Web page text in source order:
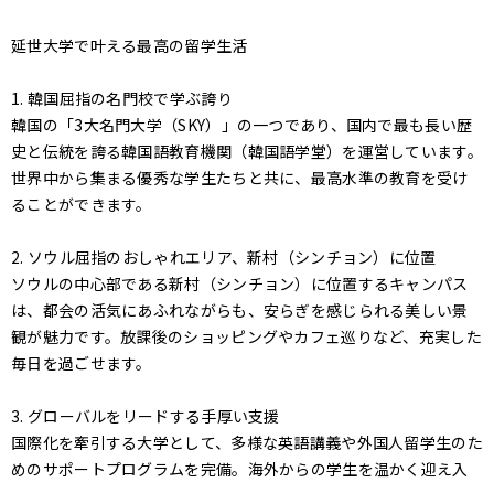
延世大学で叶える最高の留学生活
1. 韓国屈指の名門校で学ぶ誇り
韓国の「3大名門大学（SKY）」の一つであり、国内で最も長い歴
史と伝統を誇る韓国語教育機関（韓国語学堂）を運営しています。
世界中から集まる優秀な学生たちと共に、最高水準の教育を受け
ることができます。
2. ソウル屈指のおしゃれエリア、新村（シンチョン）に位置
ソウルの中心部である新村（シンチョン）に位置するキャンパス
は、都会の活気にあふれながらも、安らぎを感じられる美しい景
観が魅力です。放課後のショッピングやカフェ巡りなど、充実した
毎日を過ごせます。
3. グローバルをリードする手厚い支援
国際化を牽引する大学として、多様な英語講義や外国人留学生のた
めのサポートプログラムを完備。海外からの学生を温かく迎え入